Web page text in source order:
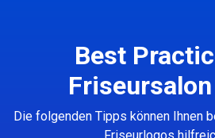
Best
Die folgenden Tipps können Ihnen
Friseurlogos